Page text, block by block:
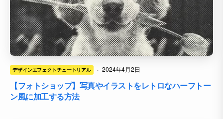
デザインエフェクトチュートリアル · 2024年4月2日
【フォトショップ】写真やイラストをレトロなハーフトー
ン風に加工する方法